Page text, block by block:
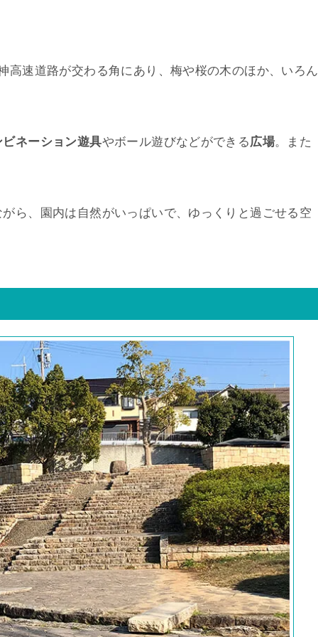
高速道路が交わる角にあり、梅や桜の木のほか、いろん
ネーション遊具やボール遊びなどができる広場。また
ら、園内は自然がいっぱいで、ゆっくりと過ごせる空